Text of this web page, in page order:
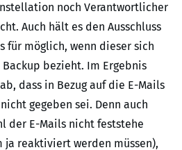
noch Verantwortlicher
Auch hält es den Ausschluss
für möglich, wenn dieser sich
bezieht. Im Ergebnis
dass in Bezug auf die E-Mails
gegeben sei. Denn auch
der E-Mails nicht feststehe
ja reaktiviert werden müssen),